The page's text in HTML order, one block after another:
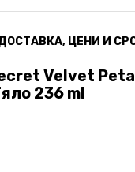
ЦЕНИ И
Velvet
236 ml